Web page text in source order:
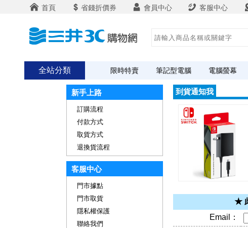
首頁 省錢折價券 會員中心 客服中心
全站分類 限時特賣 筆記型電腦 電腦螢幕
到貨通知我
★
Email：
新手上路
訂購流程
付款方式
取貨方式
退換貨流程
客服中心
門市據點
門市取貨
隱私權保護
聯絡我們